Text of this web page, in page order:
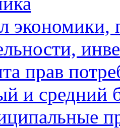
экономики,
прав
и средний